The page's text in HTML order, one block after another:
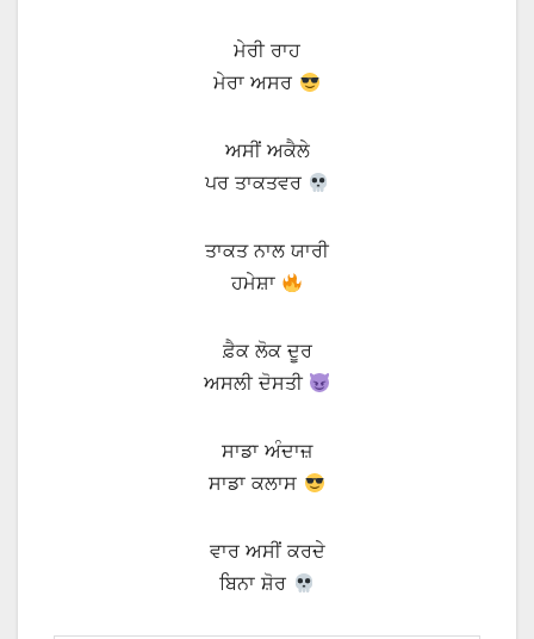
ਮੇਰੀ ਰਾਹ
ਮੇਰਾ ਅਸਰ
ਅਸੀਂ ਅਕੈਲੇ
ਪਰ ਤਾਕਤਵਰ
ਤਾਕਤ ਨਾਲ ਯਾਰੀ
ਹਮੇਸ਼ਾ
ਫ਼ੈਕ ਲੋਕ ਦੂਰ
ਅਸਲੀ ਦੋਸਤੀ
ਸਾਡਾ ਅੰਦਾਜ਼
ਸਾਡਾ ਕਲਾਸ
ਵਾਰ ਅਸੀਂ ਕਰਦੇ
ਬਿਨਾ ਸ਼ੋਰ